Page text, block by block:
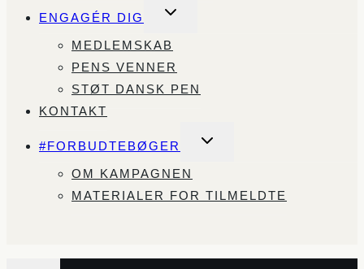
ENGAGÉR DIG
SKIFT
MEDLEMSKAB
PENS VENNER
STØT DANSK PEN
KONTAKT
#FORBUDTEBØGER
SKIFT
OM KAMPAGNEN
MATERIALER FOR TILMELDTE